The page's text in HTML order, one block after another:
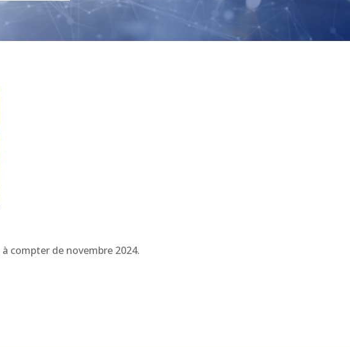
à compter de novembre 2024.